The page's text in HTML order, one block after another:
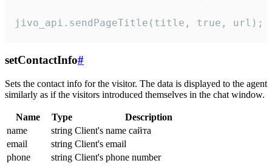
jivo_api.sendPageTitle(title, true, url);
setContactInfo#
Sets the contact info for the visitor. The data is displayed to the agent
similarly as if the visitors introduced themselves in the chat window.
Name Type
Description
name
string Client's name сайта
email
string Client's email
phone
string Client's phone number